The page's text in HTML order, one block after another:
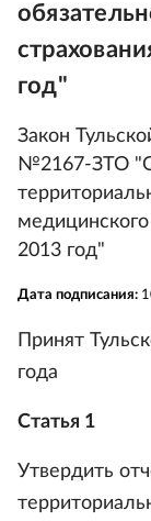
год"
Закон
№2167-ЗТО
медицинского
2013 год"
Дата подписания:
Принят
года
Статья 1
Утвердить